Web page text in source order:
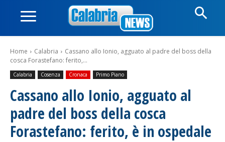
Home Calabria
Cassano allo Ionio, agguato al padre del boss della
cosca Forastefano: ferito,...
Calabria Cosenza Cronaca Primo Piano
Cassano allo Ionio, agguato al
padre del boss della cosca
Forastefano: ferito, è in ospedale